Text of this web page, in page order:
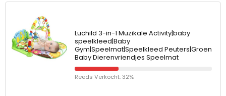
Luchild 3-in-1 Muzikale Activity|baby
speelkleed|Baby
Gym|Speelmat|Speelkleed Peuters|Groen
Baby Dierenvriendjes Speelmat
Reeds Verkocht: 32%